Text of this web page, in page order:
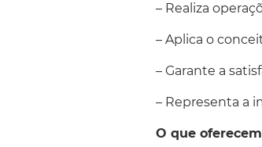
– Realiza
– Aplica o
– Garante a
– Representa a
O que